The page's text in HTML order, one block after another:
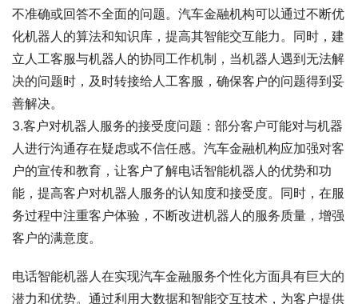
不准确或回答不全面的问题。汽车金融机构可以通过不断优
化机器人的算法和知识库，提高其智能交互能力。同时，建
立人工客服与机器人的协同工作机制，当机器人遇到无法解
决的问题时，及时转接给人工客服，确保客户的问题得到妥
善解决。
3.客户对机器人服务的接受度问题：部分客户可能对与机器
人进行沟通存在疑虑或不信任感。汽车金融机构应加强对客
户的宣传和教育，让客户了解电话智能机器人的优势和功
能，提高客户对机器人服务的认知度和接受度。同时，在服
务过程中注重客户体验，不断改进机器人的服务质量，增强
客户的满意度。
电话智能机器人在实现汽车金融服务个性化方面具有巨大的
潜力和优势。通过利用大数据和智能交互技术，为客户提供